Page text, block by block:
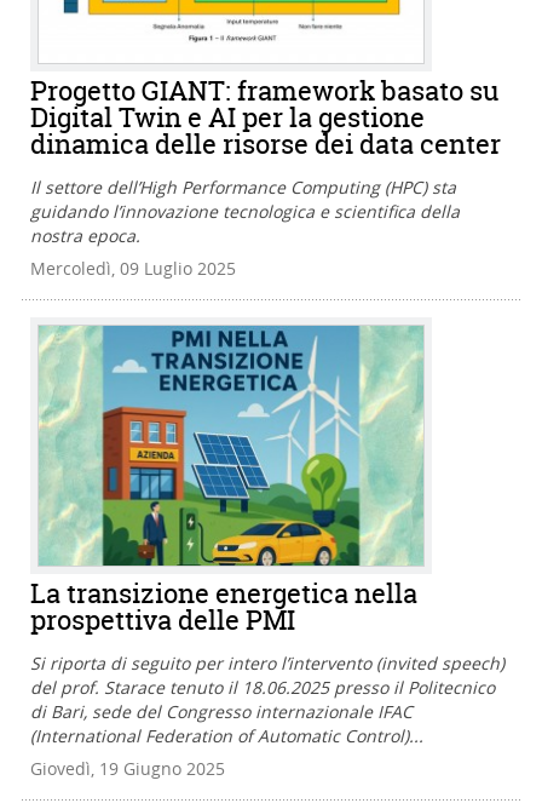
Progetto GIANT: framework basato su
Digital Twin e AI per la gestione
dinamica delle risorse dei data center
Il settore dell’High Performance Computing (HPC) sta
guidando l’innovazione tecnologica e scientifica della
nostra epoca.
Mercoledì, 09 Luglio 2025
La transizione energetica nella
prospettiva delle PMI
Si riporta di seguito per intero l’intervento (invited speech)
del prof. Starace tenuto il 18.06.2025 presso il Politecnico
di Bari, sede del Congresso internazionale IFAC
(International Federation of Automatic Control)...
Giovedì, 19 Giugno 2025